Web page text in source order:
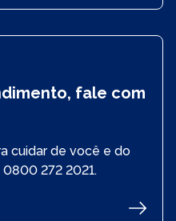
fale com
cuidar de você e do
272 2021.